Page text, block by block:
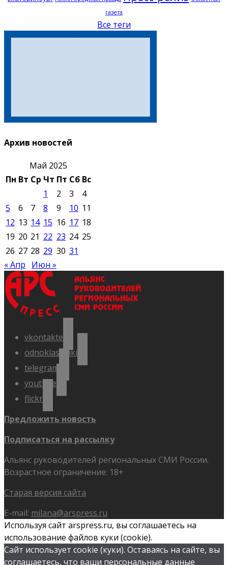
газета
Все теги
Архив новостей
Май 2025
Пн Вт Ср Чт Пт Сб Вс
1
2 3
4
5
6 7 8 9 10 11
12 13 14 15 16 17 18
19 20 21 22 23 24 25
26 27 28 29 30 31
« Апр
Июн »
vkontakte
odnoklassniki
telegram
youtube
flickr
Предложить новость
Подписаться на рассылку
Альянс руководителей региональных СМИ России.
Возрастное ограничение: 18+
Старая версия сайта
E-mail: milana@arspress.ru
Используя сайт arspress.ru, вы соглашаетесь на
использование файлов куки (cookie).
Сайт использует cookie (куки). Оставаясь на сайте, вы
соглашаетесь, что ваши персональные данные